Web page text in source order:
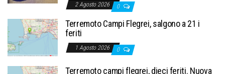
2 Agosto 2026 0
Terremoto Campi Flegrei, salgono a 21 i
feriti
1 Agosto 2026 0
Terremoto campi flegrei, dieci feriti. Nuova